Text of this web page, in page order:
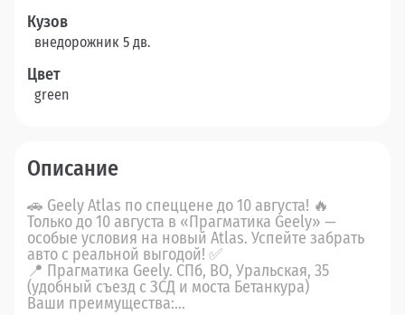
Кузов
внедорожник 5 дв.
Цвет
green
Описание
🚗 Geely Atlas по спеццене до 10 августа! 🔥
Только до 10 августа в «Прагматика Geely» —
особые условия на новый Atlas. Успейте забрать
авто с реальной выгодой! ✅
📍 Прагматика Geely. СПб, ВО, Уральская, 35
(удобный съезд с ЗСД и моста Бетанкура)
Ваши преимущества:...